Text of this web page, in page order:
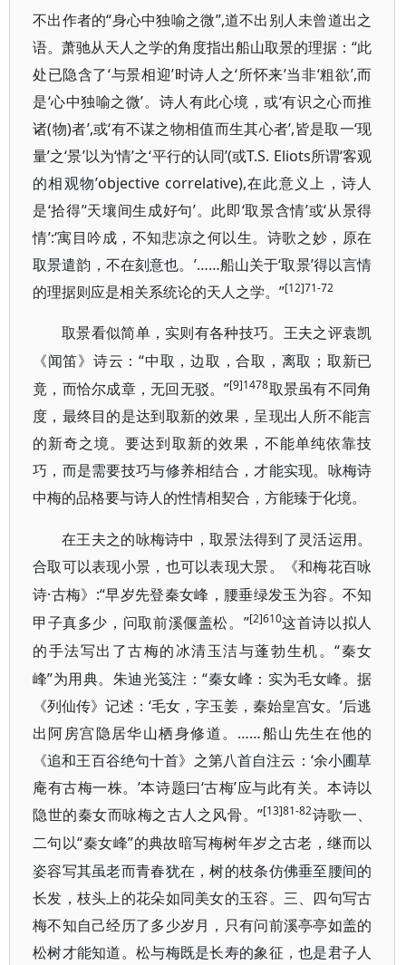
不出作者的“身心中独喻之微”,道不出别人未曾道出之
语。萧驰从天人之学的角度指出船山取景的理据：“此
处已隐含了‘与景相迎’时诗人之‘所怀来’当非‘粗欲’,而
是‘心中独喻之微’。诗人有此心境，或‘有识之心而推
诸(物)者’,或‘有不谋之物相值而生其心者’,皆是取一‘现
量’之‘景’以为‘情’之‘平行的认同’(或T.S. Eliots所谓‘客观
的相观物’objective correlative),在此意义上，诗人
是‘拾得’‘天壤间生成好句’。此即‘取景含情’或‘从景得
情’:‘寓目吟成，不知悲凉之何以生。诗歌之妙，原在
取景遣韵，不在刻意也。’……船山关于‘取景’得以言情
的理据则应是相关系统论的天人之学。”[12]71-72
取景看似简单，实则有各种技巧。王夫之评袁凯
《闻笛》诗云：“中取，边取，合取，离取；取新已
竟，而恰尔成章，无回无驳。”[9]1478取景虽有不同角
度，最终目的是达到取新的效果，呈现出人所不能言
的新奇之境。要达到取新的效果，不能单纯依靠技
巧，而是需要技巧与修养相结合，才能实现。咏梅诗
中梅的品格要与诗人的性情相契合，方能臻于化境。
在王夫之的咏梅诗中，取景法得到了灵活运用。
合取可以表现小景，也可以表现大景。《和梅花百咏
诗·古梅》:“早岁先登秦女峰，腰垂绿发玉为容。不知
甲子真多少，问取前溪偃盖松。”[2]610这首诗以拟人
的手法写出了古梅的冰清玉洁与蓬勃生机。“秦女
峰”为用典。朱迪光笺注：“秦女峰：实为毛女峰。据
《列仙传》记述：‘毛女，字玉姜，秦始皇宫女。’后逃
出阿房宫隐居华山栖身修道。……船山先生在他的
《追和王百谷绝句十首》之第八首自注云：‘余小圃草
庵有古梅一株。’本诗题曰‘古梅’应与此有关。本诗以
隐世的秦女而咏梅之古人之风骨。”[13]81-82诗歌一、
二句以“秦女峰”的典故暗写梅树年岁之古老，继而以
姿容写其虽老而青春犹在，树的枝条仿佛垂至腰间的
长发，枝头上的花朵如同美女的玉容。三、四句写古
梅不知自己经历了多少岁月，只有问前溪亭亭如盖的
松树才能知道。松与梅既是长寿的象征，也是君子人